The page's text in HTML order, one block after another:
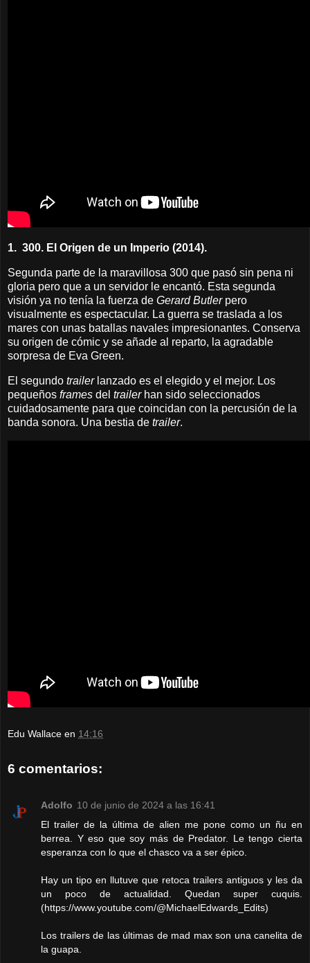
1. 300. El Origen de un Imperio (2014).
Segunda parte de la maravillosa 300 que pasó sin pena ni
gloria pero que a un servidor le encantó. Esta segunda
visión ya no tenía la fuerza de Gerard Butlerpero
visualmente es espectacular. La guerra se traslada a los
mares con unas batallas navales impresionantes. Conserva
su origen de cómic y se añade al reparto, la agradable
sorpresa de Eva Green.
El segundo trailerlanzado es el elegido y el mejor. Los
pequeños frames del trailerhan sido seleccionados
cuidadosamente para que coincidan con la percusión de la
banda sonora. Una bestia de trailer.
Edu Wallace en 14:16
6 comentarios:
Adolfo 10 de junio de 2024 a las 16:41
El trailer de la última de alien me pone como un ñu en
berrea. Y eso que soy más de Predator. Le tengo cierta
esperanza con lo que el chasco va a ser épico.
Hay un tipo en llutuve que retoca trailers antiguos y les da
un poco de actualidad. Quedan super cuquis.
(https://www.youtube.com/@MichaelEdwards_Edits)
Los trailers de las últimas de mad max son una canelita de
la guapa.